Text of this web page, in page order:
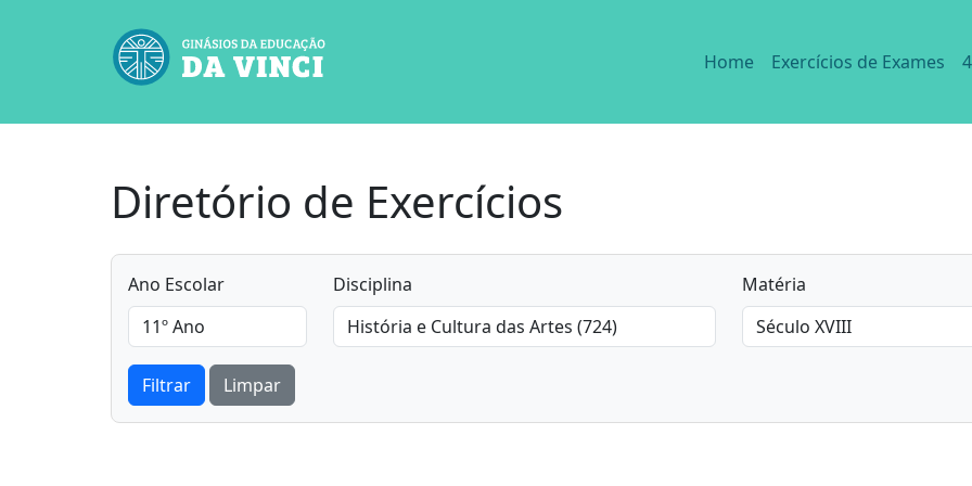
Home Exercícios de Exames
Diretório de Exercícios
Ano Escolar Disciplina Matéria
Filtrar Limpar